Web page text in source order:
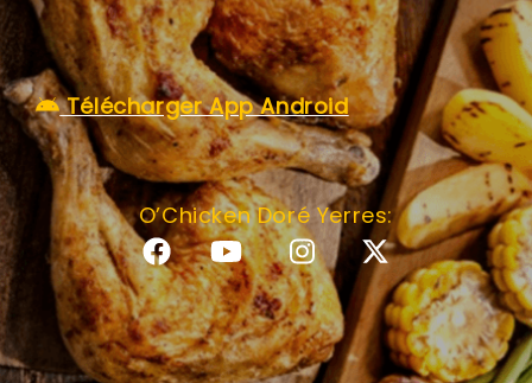
LA CARTE
VOTRE COMPTE
NOTRE RESTAURANT
VOS AVIS
MENTIONS LÉGALES
C.G.V
Télécharger App Android
O’Chicken Doré Yerres: